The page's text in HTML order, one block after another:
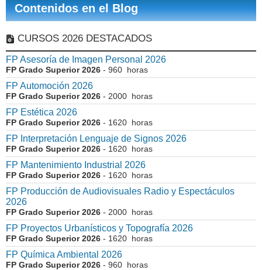
Contenidos en el Blog
CURSOS 2026 DESTACADOS
FP Asesoría de Imagen Personal 2026
FP Grado Superior 2026 - 960 horas
FP Automoción 2026
FP Grado Superior 2026 - 2000 horas
FP Estética 2026
FP Grado Superior 2026 - 1620 horas
FP Interpretación Lenguaje de Signos 2026
FP Grado Superior 2026 - 1620 horas
FP Mantenimiento Industrial 2026
FP Grado Superior 2026 - 1620 horas
FP Producción de Audiovisuales Radio y Espectáculos
2026
FP Grado Superior 2026 - 2000 horas
FP Proyectos Urbanísticos y Topografía 2026
FP Grado Superior 2026 - 1620 horas
FP Química Ambiental 2026
FP Grado Superior 2026 - 960 horas